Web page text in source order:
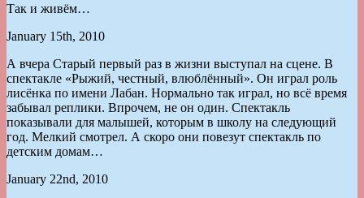
Так и живём…
January 15th, 2010
А вчера Старый первый раз в жизни выступал на сцене. В
спектакле «Рыжий, честный, влюблённый». Он играл роль
лисёнка по имени Лабан. Нормально так играл, но всё время
забывал реплики. Впрочем, не он один. Спектакль
показывали для малышей, которым в школу на следующий
год. Мелкий смотрел. А скоро они повезут спектакль по
детским домам…
January 22nd, 2010